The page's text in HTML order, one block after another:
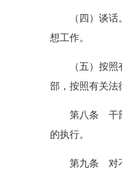
（四）谈
想工作。
（五）按
部，按照有关法
第八条 干
的执行。
第九条 对